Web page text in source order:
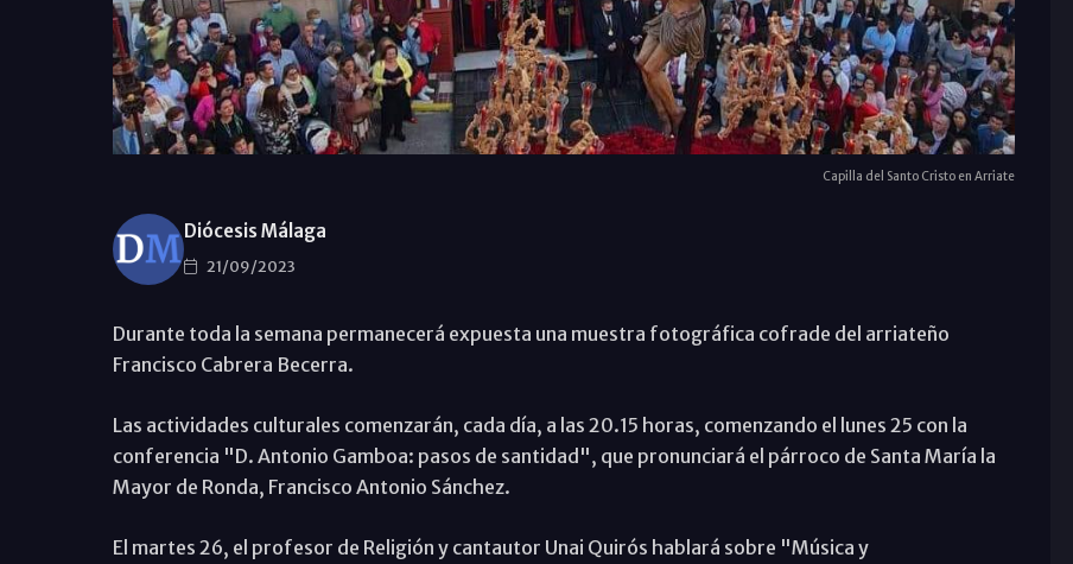
Capilla del Santo Cristo en Arriate
Diócesis Málaga
21/09/2023
Durante toda la semana permanecerá expuesta una muestra fotográfica cofrade del arriateño
Francisco Cabrera Becerra.
Las actividades culturales comenzarán, cada día, a las 20.15 horas, comenzando el lunes 25 con la
conferencia "D. Antonio Gamboa: pasos de santidad", que pronunciará el párroco de Santa María la
Mayor de Ronda, Francisco Antonio Sánchez.
El martes 26, el profesor de Religión y cantautor Unai Quirós hablará sobre "Música y